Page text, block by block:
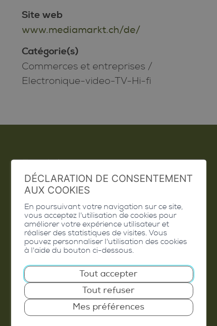
Site web
www.mediamarkt.ch/de/
Catégorie(s)
Commerces et entreprises /
Electronique-video-TV-Hi-fi
Emploi
Contact
Extranet
Valais Excellence
Commune de Conthey
Route de Savoie 54
1975
St-Séverin
DÉCLARATION DE CONSENTEMENT
AUX COOKIES
En poursuivant votre navigation sur ce site,
vous acceptez l'utilisation de cookies pour
améliorer votre expérience utilisateur et
réaliser des statistiques de visites. Vous
pouvez personnaliser l'utilisation des cookies
à l'aide du bouton ci-dessous.
Tout accepter
Tout refuser
Mes préférences